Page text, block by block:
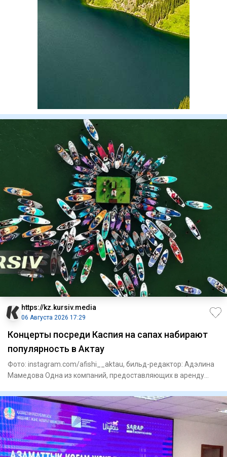
https://kz.kursiv.media
06 Августа 2026 17:29
Концерты посреди Каспия на сапах набирают
популярность в Актау
Фото: instagram.com/afishi__aktau, бильд-редактор: Адэлина
Мамедова Одна из компаний, предоставляющих в аренду